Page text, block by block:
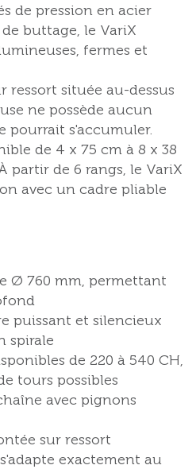
de pression en acier
buttage, le VariX
fermes et
ressort située au-dessus
ne possède aucun
s'accumuler.
de 4 x 75 cm à 8 x 38
partir de 6 rangs, le VariX
avec un cadre pliable
Ø 760 mm, permettant
puissant et silencieux
spirale
de 220 à 540 CH,
tours possibles
avec pignons
sur ressort
exactement au